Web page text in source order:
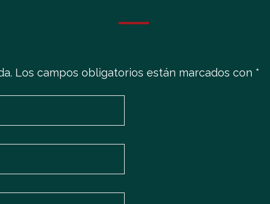
Los campos obligatorios están marcados con *